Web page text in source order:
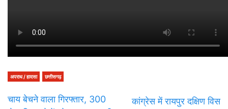
अपराध / हादसा छत्तीसगढ़
चाय बेचने वाला गिरफ्तार, 300
कांग्रेस में रायपुर दक्षिण विस